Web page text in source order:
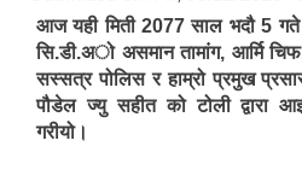
आज यही मिती 2077 साल भदौ 5 गते
सि.डी.अो असमान तामांग, आर्मि
सस्सत्र पोलिस र हाम्रो प्रमुख
पौडेल ज्यु सहीत को टोली द्वारा
गरीयो।